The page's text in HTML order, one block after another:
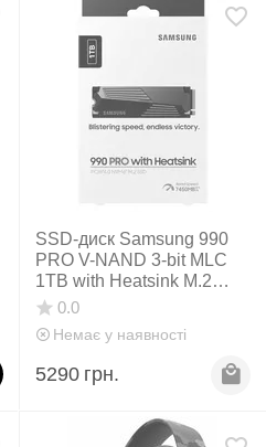
SSD-диск Samsung 990
PRO V-NAND 3-bit MLC
1TB with Heatsink M.2
(2280 PCI-E) NVMe 2.0
0.0
Немає у наявності
5290 грн.